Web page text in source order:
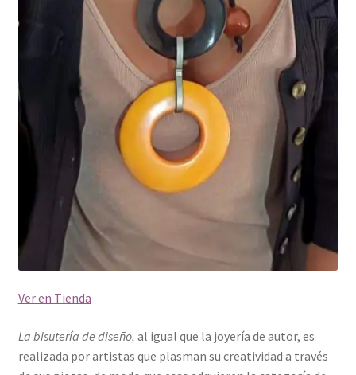
Ver en Tienda
La bisutería de diseño, al igual que la joyería de autor, es
realizada por artistas que plasman su creatividad a través